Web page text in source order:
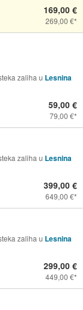
169,00 €
269,00 €
zaliha u Lesnina
59,00 €
79,00 €
zaliha u Lesnina
399,00 €
649,00 €
zaliha u Lesnina
299,00 €
449,00 €